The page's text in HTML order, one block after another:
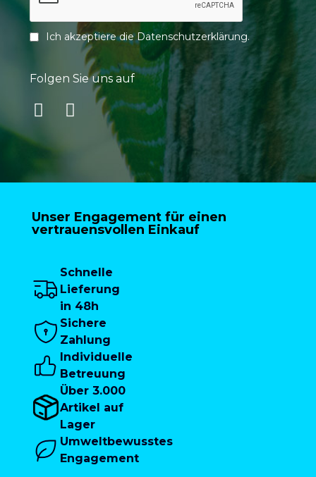
Ich akzeptiere dieDatenschutzerklärung.
Folgen Sie uns auf
Unser Engagement für einen
vertrauensvollen Einkauf
Schnelle
Lieferung
in 48h
Sichere
Zahlung
Individuelle
Betreuung
Über 3.000
Artikel auf
Lager
Umweltbewusstes
Engagement